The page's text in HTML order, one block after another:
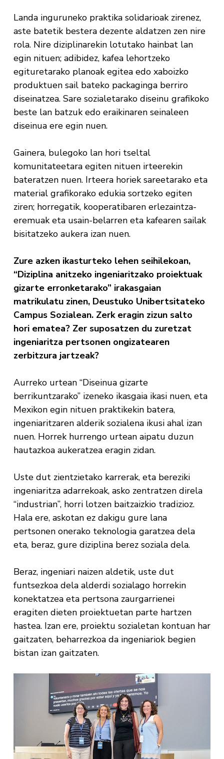
Landa inguruneko praktika solidarioak zirenez,
aste batetik bestera dezente aldatzen zen nire
rola. Nire diziplinarekin lotutako hainbat lan
egin nituen; adibidez, kafea lehortzeko
egituretarako planoak egitea edo xaboizko
produktuen sail bateko packaginga berriro
diseinatzea. Sare sozialetarako diseinu grafikoko
beste lan batzuk edo eraikinaren seinaleen
diseinua ere egin nuen.
Gainera, bulegoko lan hori tseltal
komunitateetara egiten nituen irteerekin
bateratzen nuen. Irteera horiek sareetarako eta
material grafikorako edukia sortzeko egiten
ziren; horregatik, kooperatibaren erlezaintza-
eremuak eta usain-belarren eta kafearen sailak
bisitatzeko aukera izan nuen.
Zure azken ikasturteko lehen seihilekoan,
“Diziplina anitzeko ingeniaritzako proiektuak
gizarte erronketarako” irakasgaian
matrikulatu zinen, Deustuko Unibertsitateko
Campus Sozialean. Zerk eragin zizun salto
hori ematea? Zer suposatzen du zuretzat
ingeniaritza pertsonen ongizatearen
zerbitzura jartzeak?
Aurreko urtean “Diseinua gizarte
berrikuntzarako” izeneko ikasgaia ikasi nuen, eta
Mexikon egin nituen praktikekin batera,
ingeniaritzaren alderik sozialena ikusi ahal izan
nuen. Horrek hurrengo urtean aipatu duzun
hautazkoa aukeratzea eragin zidan.
Uste dut zientzietako karrerak, eta bereziki
ingeniaritza adarrekoak, asko zentratzen direla
“industrian”, horri lotzen baitzaizkio tradizioz.
Hala ere, askotan ez dakigu gure lana
pertsonen onerako teknologia garatzea dela
eta, beraz, gure diziplina berez soziala dela.
Beraz, ingeniari naizen aldetik, uste dut
funtsezkoa dela alderdi sozialago horrekin
konektatzea eta pertsona zaurgarrienei
eragiten dieten proiektuetan parte hartzen
hastea. Izan ere, proiektu sozialetan kontuan har
gaitzaten, beharrezkoa da ingeniariok begien
bistan izan gaitzaten.